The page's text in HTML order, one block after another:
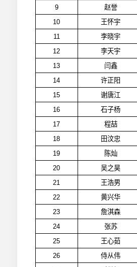
9
赵誉
10
王怀宇
11
李晓宇
12
李天宇
13
闫鑫
14
许正阳
15
谢唐江
16
石子杨
17
程喆
18
田汶忠
19
陈灿
20
吴之昊
21
王浩男
22
黄兴华
23
詹淇森
24
张苏
25
王心茹
26
侍从伟